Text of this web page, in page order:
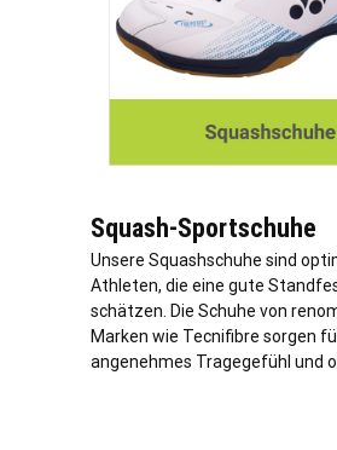
Squash-Sportschuhe
Unsere Squashschuhe sind
Athleten, die eine gute
schätzen. Die Schuhe von
Marken wie Tecnifibre sorgen
angenehmes Tragegefühl und